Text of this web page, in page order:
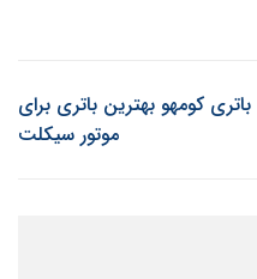
باتری کومهو بهترین باتری برای
موتور سیکلت